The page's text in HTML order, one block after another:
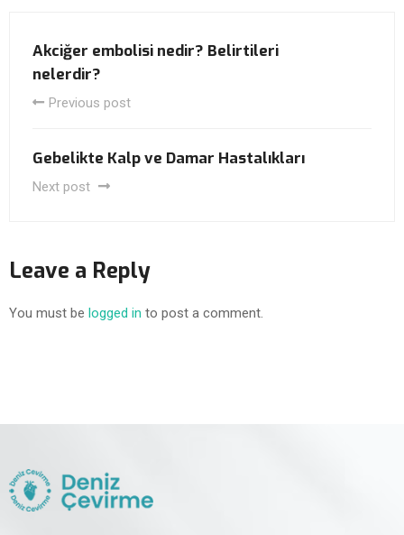
Akciğer embolisi nedir? Belirtileri
nelerdir?
Previous post
Gebelikte Kalp ve Damar Hastalıkları
Next post
Leave a Reply
You must be logged in to post a comment.